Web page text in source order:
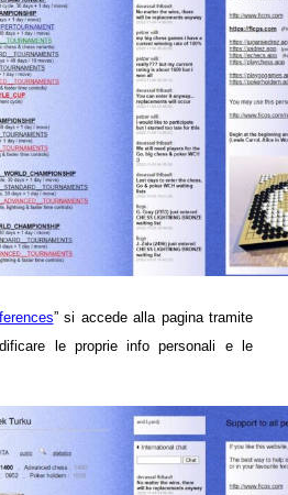
” si accede alla pagina tramite
le proprie info personali e le